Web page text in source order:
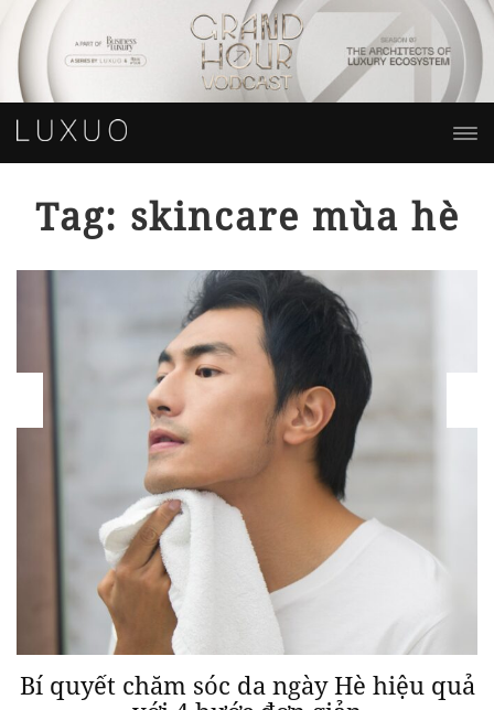
Tag: skincare mùa hè
Bí quyết chăm sóc da ngày Hè hiệu quả